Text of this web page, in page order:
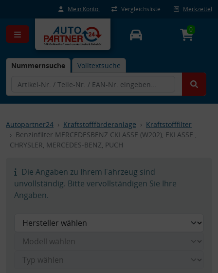
Mein Konto Vergleichsliste Merkzettel
Nummernsuche Volltextsuche
0
Autopartner24 Kraftstoffförderanlage
Kraftstofffilter
Benzinfilter MERCEDESBENZ CKLASSE (W202), EKLASSE ,
CHRYSLER, MERCEDES-BENZ, PUCH
Die Angaben zu Ihrem Fahrzeug sind
unvollständig. Bitte vervollständigen Sie Ihre
Angaben.